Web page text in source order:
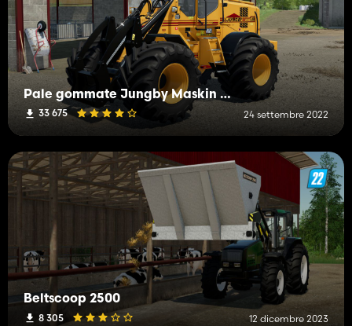
Pale gommate Jungby Maskin + Masse 4.5T
33 675 24 settembre 2022
Beltscoop 2500
8 305 12 dicembre 2023